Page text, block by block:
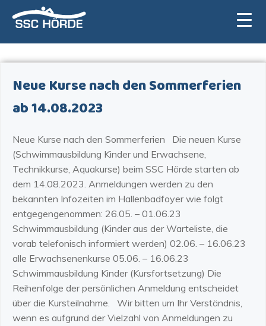
Neue Kurse nach den Sommerferien
ab 14.08.2023
Neue Kurse nach den Sommerferien Die neuen Kurse
(Schwimmausbildung Kinder und Erwachsene,
Technikkurse, Aquakurse) beim SSC Hörde starten ab
dem 14.08.2023. Anmeldungen werden zu den
bekannten Infozeiten im Hallenbadfoyer wie folgt
entgegengenommen: 26.05. – 01.06.23
Schwimmausbildung (Kinder aus der Warteliste, die
vorab telefonisch informiert werden) 02.06. – 16.06.23
alle Erwachsenenkurse 05.06. – 16.06.23
Schwimmausbildung Kinder (Kursfortsetzung) Die
Reihenfolge der persönlichen Anmeldung entscheidet
über die Kursteilnahme. Wir bitten um Ihr Verständnis,
wenn es aufgrund der Vielzahl von Anmeldungen zu